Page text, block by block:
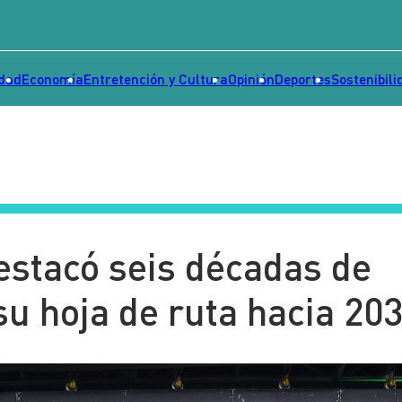
EconomíaEntretención y CulturaOpiniónDeportes
seis décadas de
hoja de ruta hacia